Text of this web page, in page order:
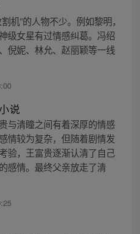
机”的人物不少。例如黎明，
级女星有过情感纠葛。冯绍
倪妮、林允、赵丽颖等一线
说
与清瞳之间有着深厚的情感
情较为复杂，但随着剧情发
验，王富贵逐渐认清了自己
感情。最终父亲放走了清